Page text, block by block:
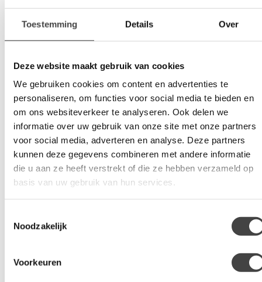
Toestemming Details Over
Deze website maakt gebruik van cookies
We gebruiken cookies om content en advertenties te
personaliseren, om functies voor social media te bieden en
om ons websiteverkeer te analyseren. Ook delen we
informatie over uw gebruik van onze site met onze partners
voor social media, adverteren en analyse. Deze partners
kunnen deze gegevens combineren met andere informatie
die u aan ze heeft verstrekt of die ze hebben verzameld op
basis van uw gebruik van hun services.
Noodzakelijk
Voorkeuren
Diensten
Veiligheidsfolie autoruiten
Chameleon raamfolie
Locaties
Vind een vestiging
Alle vestigingen
Raamfolie
Global® QDP Plus